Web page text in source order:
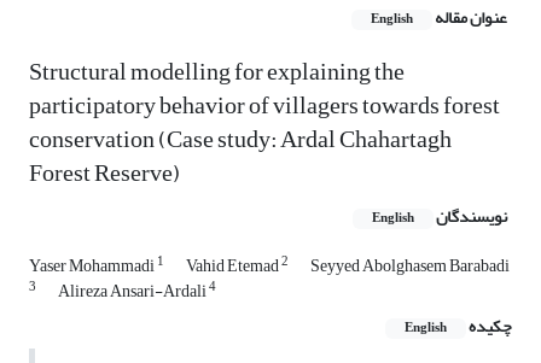
عنوان مقاله English
Structural modelling for explaining the
participatory behavior of villagers towards forest
conservation (Case study: Ardal Chahartagh
Forest Reserve)
نویسندگان English
Yaser Mohammadi1 Vahid Etemad2 Seyyed Abolghasem Barabadi
3 Alireza Ansari-Ardali4
چکیده English